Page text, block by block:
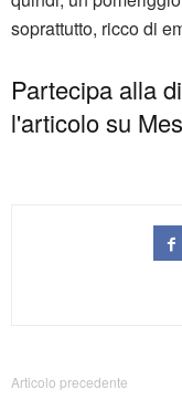
soprattutto, ricco di
Partecipa alla
l'articolo su
Articolo precedente